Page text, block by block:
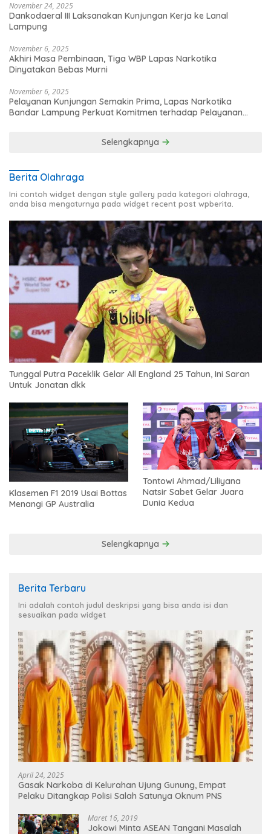
November 24, 2025
Dankodaeral III Laksanakan Kunjungan Kerja ke Lanal
Lampung
November 6, 2025
Akhiri Masa Pembinaan, Tiga WBP Lapas Narkotika
Dinyatakan Bebas Murni
November 6, 2025
Pelayanan Kunjungan Semakin Prima, Lapas Narkotika
Bandar Lampung Perkuat Komitmen terhadap Pelayanan
Selengkapnya
Berita Olahraga
Ini contoh widget dengan style gallery pada kategori olahraga,
anda bisa mengaturnya pada widget recent post wpberita.
Tunggal Putra Paceklik Gelar All England 25 Tahun, Ini Saran
Untuk Jonatan dkk
Klasemen F1 2019 Usai Bottas
Menangi GP Australia
Tontowi Ahmad/Liliyana
Natsir Sabet Gelar Juara
Dunia Kedua
Selengkapnya
Berita Terbaru
Ini adalah contoh judul deskripsi yang bisa anda isi dan
sesuaikan pada widget
April 24, 2025
Gasak Narkoba di Kelurahan Ujung Gunung, Empat
Pelaku Ditangkap Polisi Salah Satunya Oknum PNS
Maret 16, 2019
Jokowi Minta ASEAN Tangani Masalah